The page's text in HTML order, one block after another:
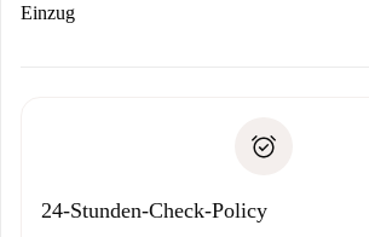
Wenn der Vermieter ablehnen muss,
Einzug
24-Stunden-Check-Policy